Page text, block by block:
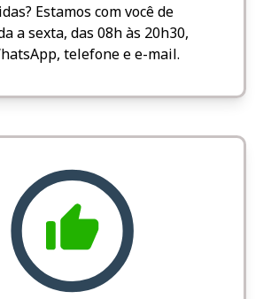
Estamos com você de
a sexta, das 08h às 20h30,
telefone e e-mail.